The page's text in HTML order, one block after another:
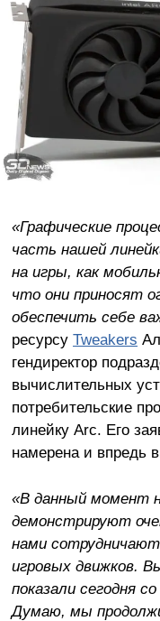
«Графические
часть нашей
на игры, как
что они приносят
обеспечить себе
ресурсу Tweakers
гендиректор
вычислительных
потребительские
линейку Arc. Его
намерена и впредь
«В данный момент
демонстрируют
нами
игровых движков.
показали сегодня
Думаю, мы